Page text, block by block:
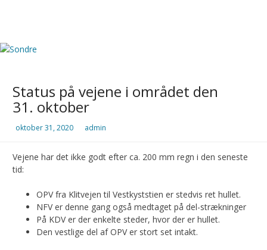
Sondre
Status på vejene i området den
31. oktober
oktober 31, 2020 admin
Vejene har det ikke godt efter ca. 200 mm regn i den seneste
tid:
OPV fra Klitvejen til Vestkyststien er stedvis ret hullet.
NFV er denne gang også medtaget på del-strækninger
På KDV er der enkelte steder, hvor der er hullet.
Den vestlige del af OPV er stort set intakt.